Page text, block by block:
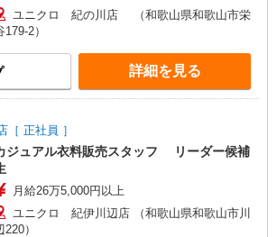
ユニクロ 紀の川店 （和歌山県和歌山市栄
179-2）
詳細を見る
正社員 ］
ジュアル衣料販売スタッフ リーダー候補
月給26万5,000円以上
ユニクロ 紀伊川辺店 （和歌山県和歌山市川
220）